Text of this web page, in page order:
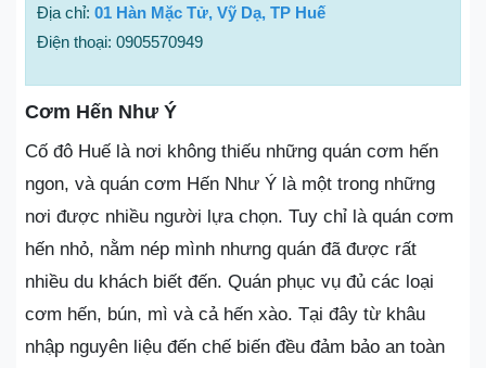
Địa chỉ: 01 Hàn Mặc Tử, Vỹ Dạ, TP Huế
Điện thoại: 0905570949
Cơm Hến Như Ý
Cố đô Huế là nơi không thiếu những quán cơm hến
ngon, và quán cơm Hến Như Ý là một trong những
nơi được nhiều người lựa chọn. Tuy chỉ là quán cơm
hến nhỏ, nằm nép mình nhưng quán đã được rất
nhiều du khách biết đến. Quán phục vụ đủ các loại
cơm hến, bún, mì và cả hến xào. Tại đây từ khâu
nhập nguyên liệu đến chế biến đều đảm bảo an toàn